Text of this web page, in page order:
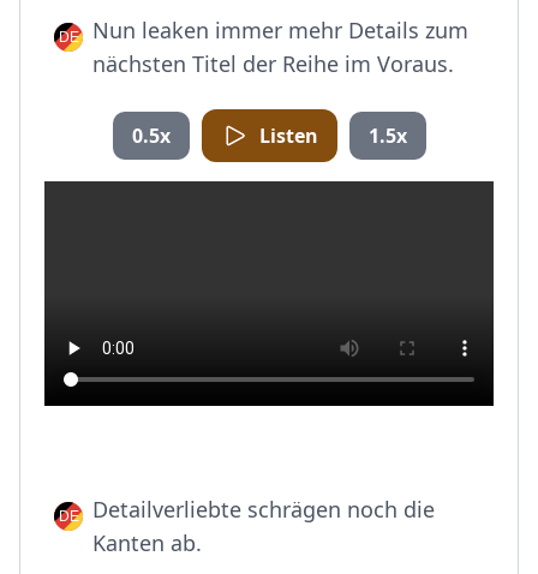
Nun leaken immer mehr Details zum
nächsten Titel der Reihe im Voraus.
0.5x Listen 1.5x
Detailverliebte schrägen noch die
Kanten ab.